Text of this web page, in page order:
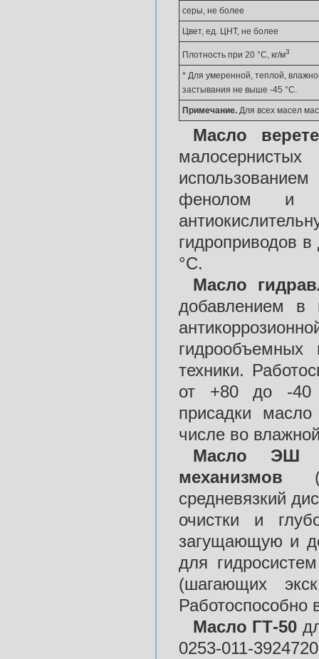
серы, не более
Цвет, ед. ЦНТ, не более
Плотность при 20 °С, кг/м3
* Для умеренной, теплой,
застывания не выше -45 °С.
Примечание. Для всех масел
Масло
фенолом и
гидроприводов
°С.
Масло
добавлением в
техники.
от +80 до -40
присадки
числе во
Масло ЭШ
механизмов
средневязкий
очистки и
загущающую и
для
(шагающих
Работоспособно
Масло ГТ-50
0253-011-